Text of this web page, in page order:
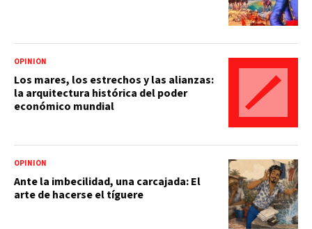
OPINIÓN
Los mares, los estrechos y las alianzas:
la arquitectura histórica del poder
económico mundial
OPINIÓN
Ante la imbecilidad, una carcajada: El
arte de hacerse el tíguere